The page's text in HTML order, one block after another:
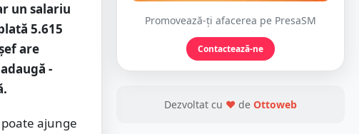
un salariu
5.615
are
-
ajunge
Promovează-ți afacerea pe PresaSM
Contactează-ne
Dezvoltat cu ❤ de Ottoweb